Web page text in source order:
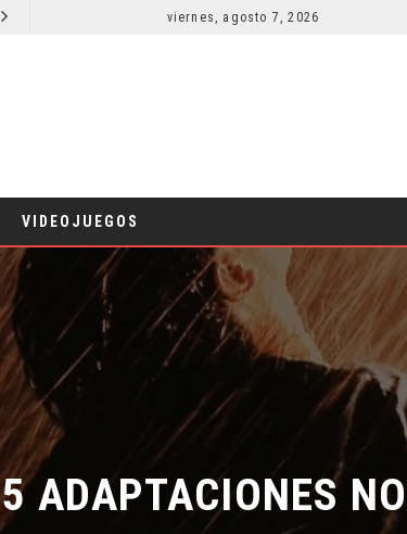
LA NOCHE DEL DEMONIO: ESTÁN ENTRE NOSOTROS – TRAILER FINAL
viernes, agosto 7, 2026
VIDEOJUEGOS
ADAPTACIONES